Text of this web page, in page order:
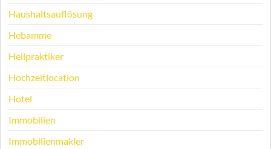
Haushaltsauflösung
Hebamme
Heilpraktiker
Hochzeitlocation
Hotel
Immobilien
Immobilienmakler